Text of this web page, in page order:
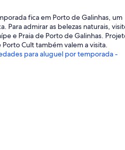
fica em Porto de Galinhas, um
Para admirar as belezas naturais,
e Praia de Porto de Galinhas.
Cult também valem a visita.
para aluguel por temporada -